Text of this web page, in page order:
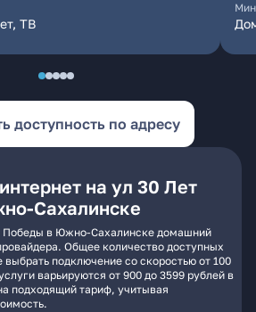
ТВ
доступность по адресу
на ул 30 Лет
Сахалинске
Победы в Южно-Сахалинске домашний
Общее количество доступных
подключение со скоростью от 100
варьируются от 900 до 3599 рублей в
подходящий тариф, учитывая